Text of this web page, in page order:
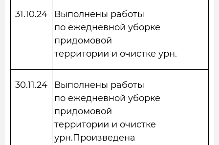
31.10.24
Выполнены работы
по ежедневной уборке
придомовой
территории и очистке урн.
30.11.24
Выполнены работы
по ежедневной уборке
придомовой
территории и очистке
урн.Произведена